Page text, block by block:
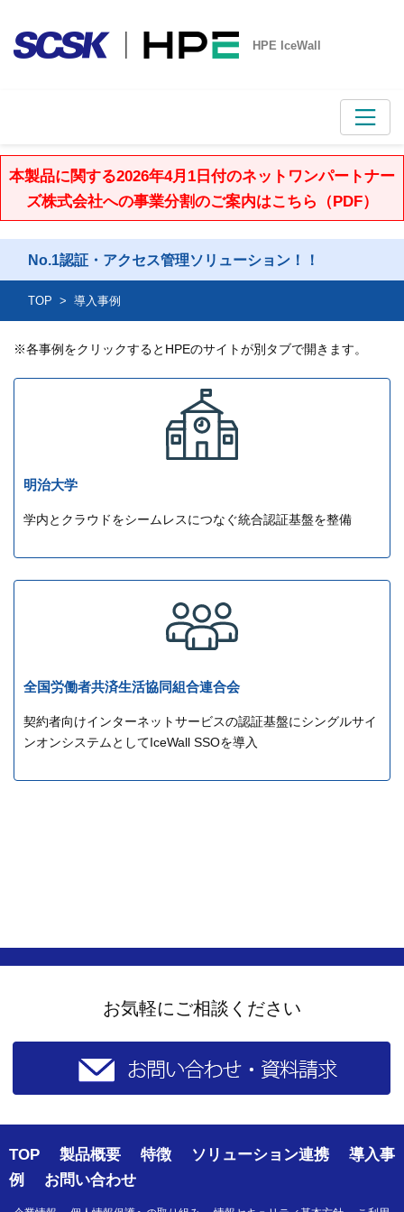
HPE IceWall
本製品に関する2026年4月1日付のネットワンパートナー
ズ株式会社への事業分割のご案内はこちら（PDF）
No.1認証・アクセス管理ソリューション！！
TOP 導入事例
※各事例をクリックするとHPEのサイトが別タブで開きます。
明治大学
学内とクラウドをシームレスにつなぐ統合認証基盤を整備
全国労働者共済生活協同組合連合会
契約者向けインターネットサービスの認証基盤にシングルサイ
ンオンシステムとしてIceWall SSOを導入
お気軽にご相談ください
TOP 製品概要 特徴 ソリューション連携
導入事
例
お問い合わせ